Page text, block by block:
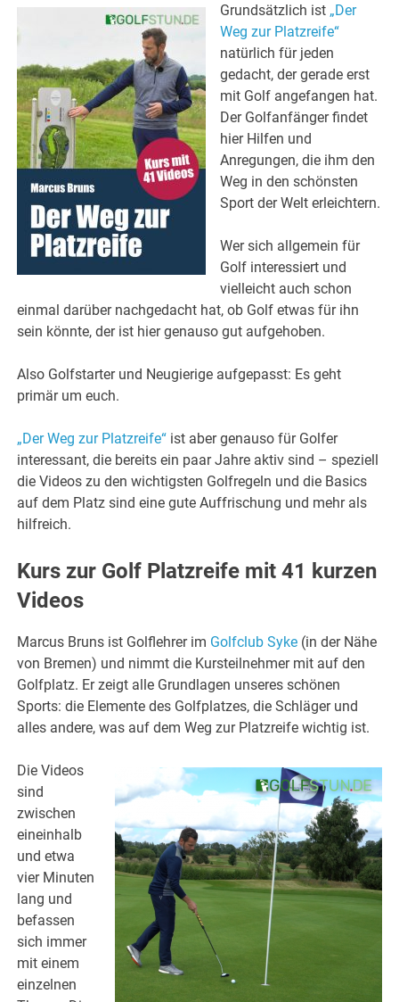
Grundsätzlich ist „Der
Weg zur Platzreife“
natürlich für jeden
gedacht, der gerade erst
mit Golf angefangen hat.
Der Golfanfänger findet
hier Hilfen und
Anregungen, die ihm den
Weg in den schönsten
Sport der Welt erleichtern.
Wer sich allgemein für
Golf interessiert und
vielleicht auch schon
einmal darüber nachgedacht hat, ob Golf etwas für ihn
sein könnte, der ist hier genauso gut aufgehoben.
Also Golfstarter und Neugierige aufgepasst: Es geht
primär um euch.
„Der Weg zur Platzreife“ ist aber genauso für Golfer
interessant, die bereits ein paar Jahre aktiv sind – speziell
die Videos zu den wichtigsten Golfregeln und die Basics
auf dem Platz sind eine gute Auffrischung und mehr als
hilfreich.
Kurs zur Golf Platzreife mit 41 kurzen
Videos
Marcus Bruns ist Golflehrer im Golfclub Syke (in der Nähe
von Bremen) und nimmt die Kursteilnehmer mit auf den
Golfplatz. Er zeigt alle Grundlagen unseres schönen
Sports: die Elemente des Golfplatzes, die Schläger und
alles andere, was auf dem Weg zur Platzreife wichtig ist.
Die Videos
sind
zwischen
eineinhalb
und etwa
vier Minuten
lang und
befassen
sich immer
mit einem
einzelnen